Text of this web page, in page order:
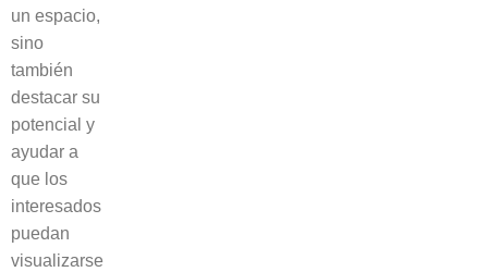
un espacio,
sino
también
destacar su
potencial y
ayudar a
que los
interesados
puedan
visualizarse